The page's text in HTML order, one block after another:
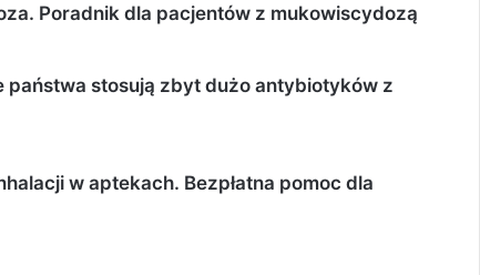
Poradnik dla pacjentów z mukowiscydozą
państwa stosują zbyt dużo antybiotyków z
w aptekach. Bezpłatna pomoc dla